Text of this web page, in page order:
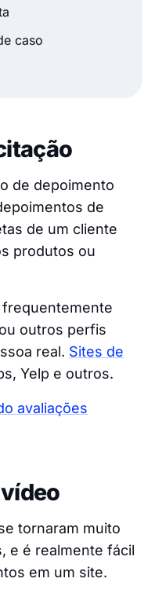
caso
de depoimento
de
de um cliente
produtos ou
outros perfis
real. Sites de
Yelp e outros.
avaliações
tornaram muito
e é realmente fácil
em um site.